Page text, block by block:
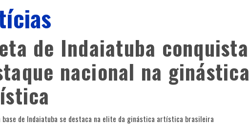
de Indaiatuba conquista
nacional na ginástica
de Indaiatuba se destaca na elite da ginástica artística brasileira